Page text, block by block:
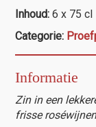
rosé"
(Europa)
aantal
Inhoud:6 x 75 cl
Categorie:
Informatie
Zin in een
frisse